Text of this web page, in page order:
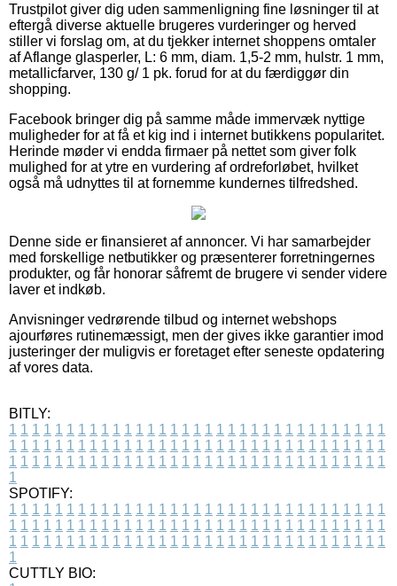
Trustpilot giver dig uden sammenligning fine løsninger til at
eftergå diverse aktuelle brugeres vurderinger og herved
stiller vi forslag om, at du tjekker internet shoppens omtaler
af Aflange glasperler, L: 6 mm, diam. 1,5-2 mm, hulstr. 1 mm,
metallicfarver, 130 g/ 1 pk. forud for at du færdiggør din
shopping.
Facebook bringer dig på samme måde immervæk nyttige
muligheder for at få et kig ind i internet butikkens popularitet.
Herinde møder vi endda firmaer på nettet som giver folk
mulighed for at ytre en vurdering af ordreforløbet, hvilket
også må udnyttes til at fornemme kundernes tilfredshed.
Denne side er finansieret af annoncer. Vi har samarbejder
med forskellige netbutikker og præsenterer forretningernes
produkter, og får honorar såfremt de brugere vi sender videre
laver et indkøb.
Anvisninger vedrørende tilbud og internet webshops
ajourføres rutinemæssigt, men der gives ikke garantier imod
justeringer der muligvis er foretaget efter seneste opdatering
af vores data.
BITLY:
1 1 1 1 1 1 1 1 1 1 1 1 1 1 1 1 1 1 1 1 1 1 1 1 1 1 1 1 1 1 1 1 1
1 1 1 1 1 1 1 1 1 1 1 1 1 1 1 1 1 1 1 1 1 1 1 1 1 1 1 1 1 1 1 1 1
1 1 1 1 1 1 1 1 1 1 1 1 1 1 1 1 1 1 1 1 1 1 1 1 1 1 1 1 1 1 1 1 1
1
SPOTIFY:
1 1 1 1 1 1 1 1 1 1 1 1 1 1 1 1 1 1 1 1 1 1 1 1 1 1 1 1 1 1 1 1 1
1 1 1 1 1 1 1 1 1 1 1 1 1 1 1 1 1 1 1 1 1 1 1 1 1 1 1 1 1 1 1 1 1
1 1 1 1 1 1 1 1 1 1 1 1 1 1 1 1 1 1 1 1 1 1 1 1 1 1 1 1 1 1 1 1 1
1
CUTTLY BIO: